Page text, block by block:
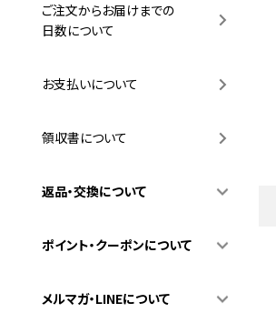
ご注文からお届けまでの
日数について
お支払いについて
領収書について
返品・交換について
ポイント・クーポンについて
メルマガ・LINEについて